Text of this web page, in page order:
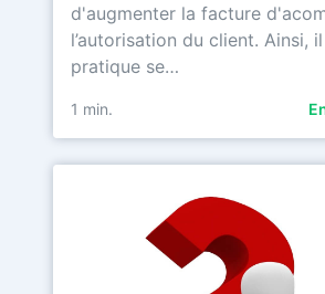
d'augmenter la facture
l’autorisation du client. Ainsi,
pratique se…
1 min.